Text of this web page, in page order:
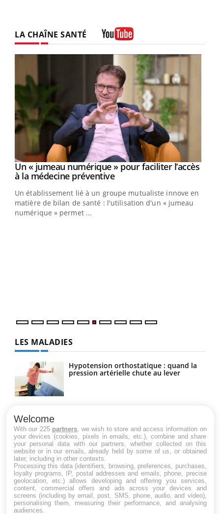
LA CHAÎNE SANTÉ
Youtube
Un « jumeau numérique » pour faciliter l’accès
à la médecine préventiveYoutube
Un établissement lié à un groupe mutualiste innove en
matière de bilan de santé : l'utilisation d'un « jumeau
numérique » permet ...
LES MALADIES
Hypotension orthostatique : quand la
pression artérielle chute au lever
Maladie de Charcot (Sclérose latérale
amyotrophique)
Welcome
With our 225 partners , we wish to store and access information on
your devices (cookies, pixels in emails, etc.), combine and share
your personal data with our partners, whether collected on this
website or in our emails, already held by some of us, or obtained
later, including in other contexts.
Processing this data (identifiers, browsing, preferences, purchases,
loyalty programs, IP, postal addresses and emails, phone, precise
geolocation, etc.) allows developing and offering you services,
content, commercial offers and ads across your devices and
screens (including by email, post, SMS, phone, audio, and video),
personalising them, measuring their performance, and analysing
audiences.